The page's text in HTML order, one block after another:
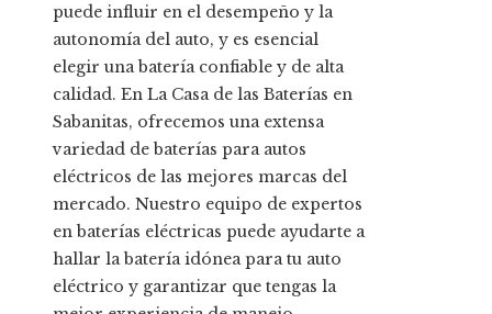
puede influir en el desempeño y la
autonomía del auto, y es esencial
elegir una batería confiable y de alta
calidad. En La Casa de las Baterías en
Sabanitas, ofrecemos una extensa
variedad de baterías para autos
eléctricos de las mejores marcas del
mercado. Nuestro equipo de expertos
en baterías eléctricas puede ayudarte a
hallar la batería idónea para tu auto
eléctrico y garantizar que tengas la